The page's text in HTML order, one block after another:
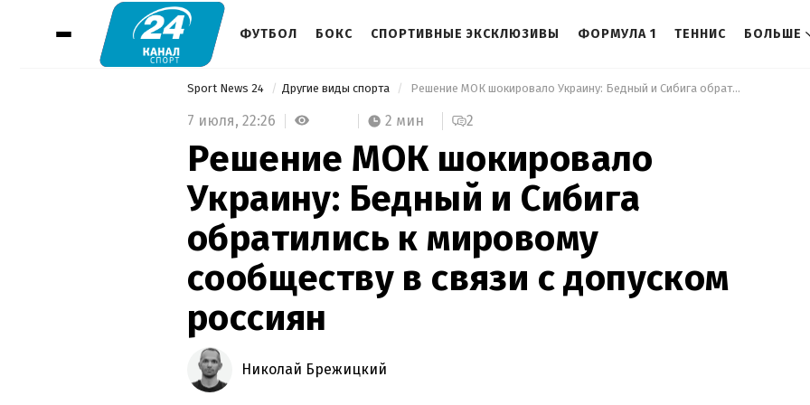
ФУТБОЛ БОКС СПОРТИВНЫЕ ЭКСКЛЮЗИВЫ ФОРМУЛА 1 ТЕННИС БОЛЬШЕ
Sport News 24 Другие виды спорта Решение МОК шокировало Украину: Бедный и Сибига обратились к мировому сообществу в связи с допуском россиян
7 июля, 22:26 2 мин 2
Решение МОК шокировало
Украину: Бедный и Сибига
обратились к мировому
сообществу в связи с допуском
россиян
Николай Брежицкий